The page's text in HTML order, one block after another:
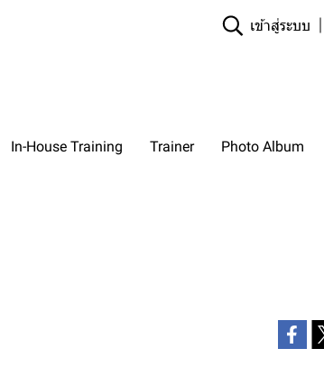
เข้าสู่ระบบ
In-House Training Trainer Photo Album